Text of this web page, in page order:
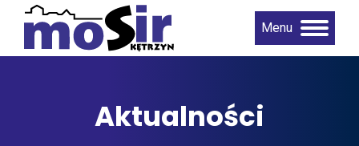
Menu
Aktualności